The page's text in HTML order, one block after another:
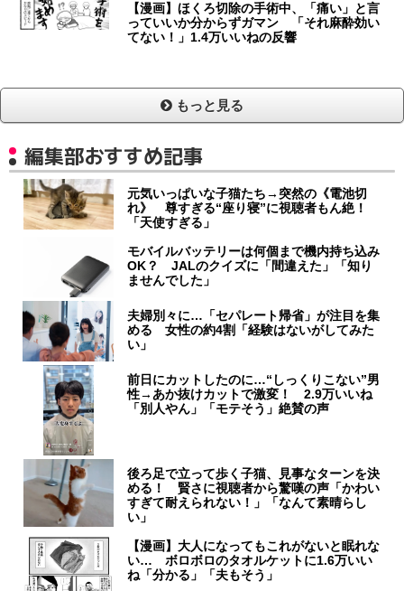
【漫画】ほくろ切除の手術中、「痛い」と言
っていいか分からずガマン 「それ麻酔効い
てない！」1.4万いいねの反響
もっと見る
編集部おすすめ記事
元気いっぱいな子猫たち→突然の《電池切
れ》 尊すぎる“座り寝”に視聴者もん絶！
「天使すぎる」
モバイルバッテリーは何個まで機内持ち込み
OK？ JALのクイズに「間違えた」「知り
ませんでした」
夫婦別々に…「セパレート帰省」が注目を集
める 女性の約4割「経験はないがしてみた
い」
前日にカットしたのに…“しっくりこない”男
性→あか抜けカットで激変！ 2.9万いいね
「別人やん」「モテそう」絶賛の声
後ろ足で立って歩く子猫、見事なターンを決
める！ 賢さに視聴者から驚嘆の声「かわい
すぎて耐えられない！」「なんて素晴らし
い」
【漫画】大人になってもこれがないと眠れな
い… ボロボロのタオルケットに1.6万いい
ね「分かる」「夫もそう」